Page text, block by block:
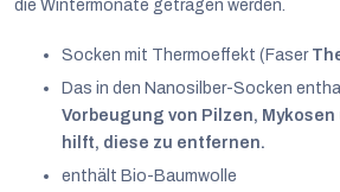
die Wintermonate getragen werden.
Socken mit Thermoeffekt (Faser
Das in den Nanosilber-Socken
Vorbeugung von Pilzen, Mykosen
hilft, diese zu entfernen.
enthält Bio-Baumwolle